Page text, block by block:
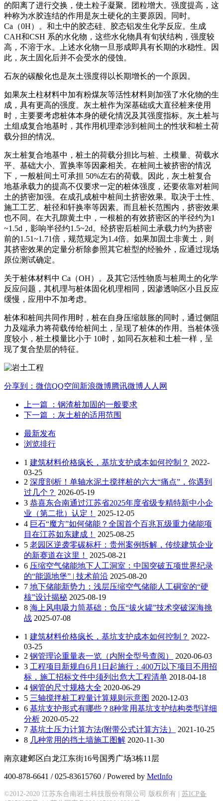
的阳离了进行交换，使土粒子凝聚。团粒增大。强度提高，这
种称为水胶连结的作用是灰土硬化的主要原因。同时。
Ca（0H）。和土中的胶态硅、胶态铝发生化学反应。生成
CAH和CSH 系的水化物，这些水化物具有旬状结构，强度较
高，不溶于水。上述水化物一旦形成即具有长期的水稳性。因
此，灰土固化后并不会受水的侵蚀。
石灰的碳酸化也是灰土强度得以长期增长的一个原因。
如果灰土柱材料中加有粉煤灰等活性材料则加强了水化物的生
成，具有更高的强度。灰土桩作为深基础或大直径桩来使用
时，主要要考虑桩体本身的硬化情况及其强度指标。灰土桩与
土组成复合地基时，其作用机理牵涉到桩间土的性状和桩土荷
载分担的情况。
灰土桩复合地基中，桩土的荷载分担比与桩、土模量、荷载水
平、基础大小、置换率等因豪相关。在桩间土被挤密的情况
下，一般桩间土可承担 50%左右的荷载。因此，灰土桩复合
地基承载力的提高不仅要求一定的桩体强度，还要依靠对桩间
土的挤密加强。在成孔成桩中桩间土挤密效果。取决于土性、
施工工艺、桩径和轩换率等因素。而且桩长范围内，挤密效果
也不同。在大孔隙黄土中，一根桩的有效挤密区的半径约为1
~1.5d，影响半径约1.5~2d。经挤密后桩间土承载力约为挤密
前的1.51~1.71倍，规范规定为1.4倍。如果加固土非黄土，则
其挤密效果的定量分析除参照其它桩型的经验外，应通过现场
原位测试确定。
关于桩体材料中 Ca（OH）。及其它活性物质与桩周土的化学
反应问题，其机理与桩体固化机理相同，因渗透响区小且反应
缓慢，应用中不加考虑。
桩体和桩间共同作用时，桩在自身压缩鼓胀的同时，通过侧阻
力及端承力将荷载传给桩间土，呈现了桩体的作用。当桩体强
度较小，桩土模量比小于 10时，如同石灰桩和土桩一样，呈
现了复合垫层的特征。
分享到： 微信QQ空间新浪微博腾讯微博人人网
上一篇
：钢渣桩加固的一般要求
下一篇
：灰土桩的适用范围
最新发布
浏览排行
1 建筑材料价格疯长，基坑支护成本如何控制？ 2022-
03-25
2 深度剖析！单轴水泥土搅拌桩的六大“痛点”，你遇到
过几个？ 2026-05-19
3 恭喜东合南通过江苏省2025年度省级专精特新中小企
业（第二批）认定！
2025-12-05
4 巨石“魔方”如何储能？全国首个百兆瓦级重力储能项
目在江苏如东建成！
2025-08-25
5 老园区逆袭零碳标杆：贵州案例拆解，传统建筑企业
的新赛道在这里！
2025-08-21
6 压缩空气储能地下人工洞室：中国突破五项世界纪录
的“能源地堡” | 技术前沿 2025-08-20
7 地下储能新势力：浅层压缩空气储能人工硐室的“硬
核”设计揭秘 2025-08-19
8 海上风电吸力筒基础：负压“拔火罐”技术突破深海挑
战 2025-07-08
1 建筑材料价格疯长，基坑支护成本如何控制？ 2022-
03-25
2 钢管理论重量表一览（内附全型号查阅）
2020-06-03
3 工程项目新规自6月1日起施行：400万以下项目不用招
标，施工招标文件中须列出危大工程清单 2018-04-18
4 钢管的尺寸规格大全 2020-06-29
5 三轴搅拌桩工程量计算规则示意图 2020-12-03
6 基坑支护形式有哪些？8种常用基坑支护结构类型详细
分析 2020-05-22
7 基坑土压力计算方法(附带公式计算方法）
2021-10-25
8 几种常用的挡土墙施工图解 2020-11-30
南京建邺区白龙江东街16号国秀广场3栋11层
400-878-6641 / 025-83615760 / Powered by MetInfo
©2012-2020 江苏东合南岩土科技股份有限公司 版权所有 | 苏ICP备